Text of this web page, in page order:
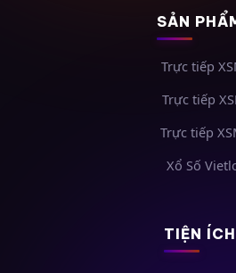
SẢN
Trực tiếp
Trực tiếp
Trực tiếp
Xổ Số
TIỆN ÍCH